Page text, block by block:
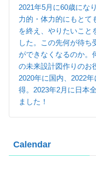
2021年5月に60歳にな
力的・体力的にもとて
を終え、やりたいこと
した。この先何が待ち
ができなくなるのか。
の未来設計図作りのお
2020年に国内、2022
得。2023年2月に日本
ました！
Calendar